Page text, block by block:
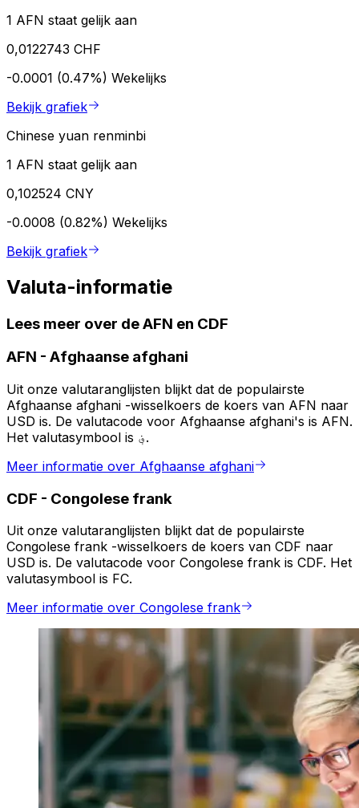
1 AFN staat gelijk aan
0,0122743 CHF
-0.0001 (0.47%) Wekelijks
Bekijk grafiek
Chinese yuan renminbi
1 AFN staat gelijk aan
0,102524 CNY
-0.0008 (0.82%) Wekelijks
Bekijk grafiek
Valuta-informatie
Lees meer over de AFN en CDF
AFN - Afghaanse afghani
Uit onze valutaranglijsten blijkt dat de populairste
Afghaanse afghani -wisselkoers de koers van AFN naar
USD is. De valutacode voor Afghaanse afghani's is AFN.
Het valutasymbool is ؋.
Meer informatie over Afghaanse afghani
CDF - Congolese frank
Uit onze valutaranglijsten blijkt dat de populairste
Congolese frank -wisselkoers de koers van CDF naar
USD is. De valutacode voor Congolese frank is CDF. Het
valutasymbool is FC.
Meer informatie over Congolese frank